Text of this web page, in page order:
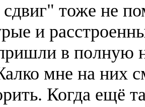
тоже не
и
в полную
мне на них
Когда ещё